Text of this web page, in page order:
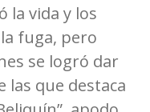
la vida y los
fuga, pero
se logró dar
las que destaca